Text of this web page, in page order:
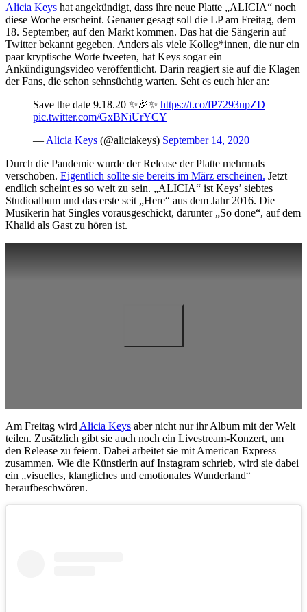
Alicia Keys hat angekündigt, dass ihre neue Platte „ALICIA“ noch
diese Woche erscheint. Genauer gesagt soll die LP am Freitag, dem
18. September, auf den Markt kommen. Das hat die Sängerin auf
Twitter bekannt gegeben. Anders als viele Kolleg*innen, die nur ein
paar kryptische Worte tweeten, hat Keys sogar ein
Ankündigungsvideo veröffentlicht. Darin reagiert sie auf die Klagen
der Fans, die schon sehnsüchtig warten. Seht es euch hier an:
Save the date 9.18.20 ✨🎉✨ https://t.co/fP7293upZD
pic.twitter.com/GxBNiUrYCY
— Alicia Keys (@aliciakeys) September 14, 2020
Durch die Pandemie wurde der Release der Platte mehrmals
verschoben. Eigentlich sollte sie bereits im März erscheinen. Jetzt
endlich scheint es so weit zu sein. „ALICIA“ ist Keys’ siebtes
Studioalbum und das erste seit „Here“ aus dem Jahr 2016. Die
Musikerin hat Singles vorausgeschickt, darunter „So done“, auf dem
Khalid als Gast zu hören ist.
Am Freitag wird Alicia Keys aber nicht nur ihr Album mit der Welt
teilen. Zusätzlich gibt sie auch noch ein Livestream-Konzert, um
den Release zu feiern. Dabei arbeitet sie mit American Express
zusammen. Wie die Künstlerin auf Instagram schrieb, wird sie dabei
ein „visuelles, klangliches und emotionales Wunderland“
heraufbeschwören.